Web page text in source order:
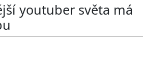
youtuber světa má